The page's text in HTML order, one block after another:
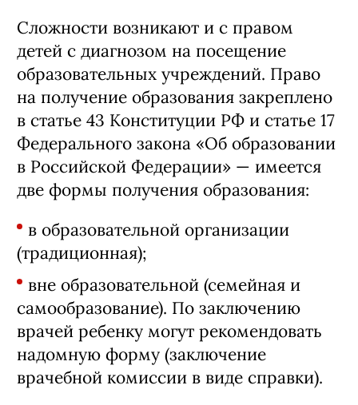
Сложности возникают и с правом
детей с диагнозом на посещение
образовательных учреждений. Право
на получение образования закреплено
в статье 43 Конституции РФ и статье 17
Федерального закона «Об образовании
в Российской Федерации» — имеется
две формы получения образования:
в образовательной организации
(традиционная);
вне образовательной (семейная и
самообразование). По заключению
врачей ребенку могут рекомендовать
надомную форму (заключение
врачебной комисcии в виде справки).